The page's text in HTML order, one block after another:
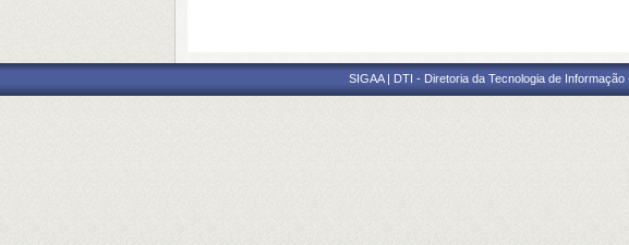
SIGAA | DTI - Diretoria da Tecnologia de